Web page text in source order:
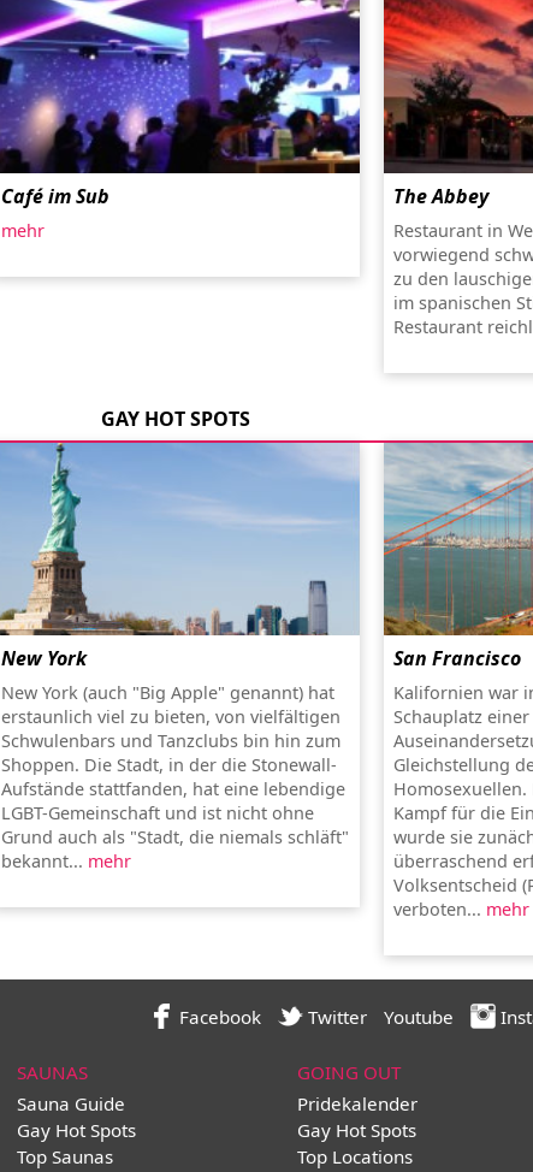
Café im Sub
mehr
The Abbey
Restaurant in
vorwiegend
zu den
im spanischen
Restaurant
GAY HOT SPOTS
New York
New York (auch "Big Apple" genannt) hat
erstaunlich viel zu bieten, von vielfältigen
Schwulenbars und Tanzclubs bin hin zum
Shoppen. Die Stadt, in der die Stonewall-
Aufstände stattfanden, hat eine lebendige
LGBT-Gemeinschaft und ist nicht ohne
Grund auch als "Stadt, die niemals schläft"
bekannt... mehr
San Francisco
Kalifornien war
Schauplatz
Gleichstellung
Kampf für die
wurde sie
überraschend
Volksentscheid
verboten... mehr
Facebook Twitter Youtube
SAUNAS
Sauna Guide
Gay Hot Spots
Top Saunas
GOING OUT
Pridekalender
Gay Hot Spots
Top Locations